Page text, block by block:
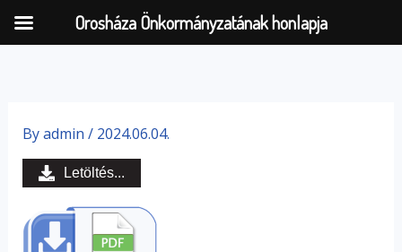
content
Byadmin / 2024.06.04.
Letöltés...
Orosháza Önkormányzatának honlapja